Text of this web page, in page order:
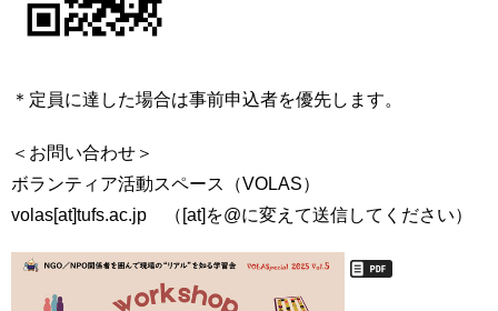
ク
イ
ト
マ
プ
＊定員に達した場合は事前申込者を優先します。
＜お問い合わせ＞
ボランティア活動スペース（VOLAS）
volas[at]tufs.ac.jp （[at]を@に変えて送信してください）